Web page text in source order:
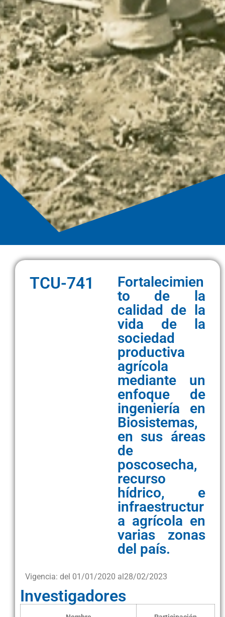
TCU-741
Fortalecimien
to de la
calidad de la
vida de la
sociedad
productiva
agrícola
mediante un
enfoque de
ingeniería en
Biosistemas,
en sus áreas
de
poscosecha,
recurso
hídrico, e
infraestructur
a agrícola en
varias zonas
del país.
Vigencia: del 01/01/2020 al28/02/2023
Investigadores